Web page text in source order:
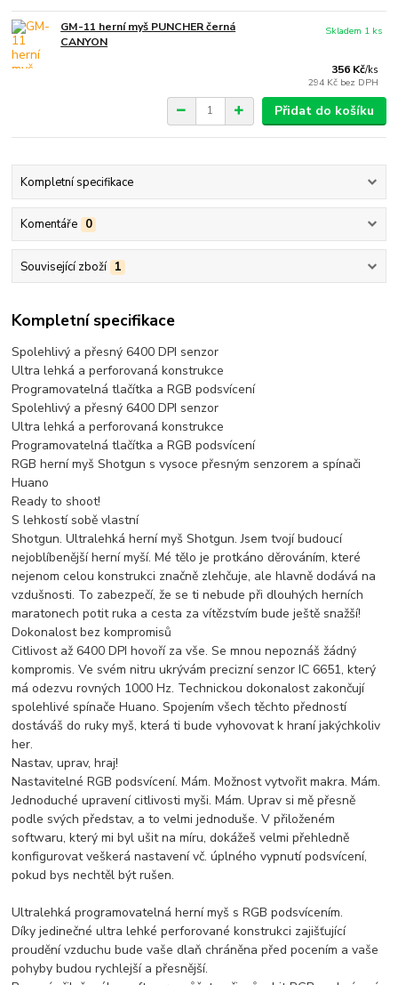
GM-11 herní myš PUNCHER černá
CANYON
356 Kč/ks
294 Kč bez DPH
Skladem 1 ks
Přidat do košíku
Kompletní specifikace
Komentáře 0
Související zboží 1
Kompletní specifikace
Spolehlivý a přesný 6400 DPI senzor
Ultra lehká a perforovaná konstrukce
Programovatelná tlačítka a RGB podsvícení
Spolehlivý a přesný 6400 DPI senzor
Ultra lehká a perforovaná konstrukce
Programovatelná tlačítka a RGB podsvícení
RGB herní myš Shotgun s vysoce přesným senzorem a spínači
Huano
Ready to shoot!
S lehkostí sobě vlastní
Shotgun. Ultralehká herní myš Shotgun. Jsem tvojí budoucí
nejoblíbenější herní myší. Mé tělo je protkáno děrováním, které
nejenom celou konstrukci značně zlehčuje, ale hlavně dodává na
vzdušnosti. To zabezpečí, že se ti nebude při dlouhých herních
maratonech potit ruka a cesta za vítězstvím bude ještě snažší!
Dokonalost bez kompromisů
Citlivost až 6400 DPI hovoří za vše. Se mnou nepoznáš žádný
kompromis. Ve svém nitru ukrývám precizní senzor IC 6651, který
má odezvu rovných 1000 Hz. Technickou dokonalost zakončují
spolehlivé spínače Huano. Spojením všech těchto předností
dostáváš do ruky myš, která ti bude vyhovovat k hraní jakýchkoliv
her.
Nastav, uprav, hraj!
Nastavitelné RGB podsvícení. Mám. Možnost vytvořit makra. Mám.
Jednoduché upravení citlivosti myši. Mám. Uprav si mě přesně
podle svých představ, a to velmi jednoduše. V přiloženém
softwaru, který mi byl ušit na míru, dokážeš velmi přehledně
konfigurovat veškerá nastavení vč. úplného vypnutí podsvícení,
pokud bys nechtěl být rušen.
Ultralehká programovatelná herní myš s RGB podsvícením.
Díky jedinečné ultra lehké perforované konstrukci zajišťující
proudění vzduchu bude vaše dlaň chráněna před pocením a vaše
pohyby budou rychlejší a přesnější.